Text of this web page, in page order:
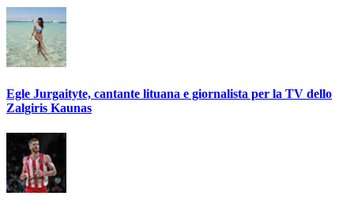
Egle Jurgaityte, cantante lituana e giornalista per la TV dello
Zalgiris Kaunas